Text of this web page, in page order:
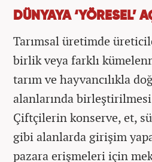
DÜNYAYA ‘YÖRESEL’
Tarımsal üretimde
birlik veya farklı
tarım ve hayvancılıkla
alanlarında
Çiftçilerin konserve, et,
gibi alanlarda girişim
pazara erişmeleri için